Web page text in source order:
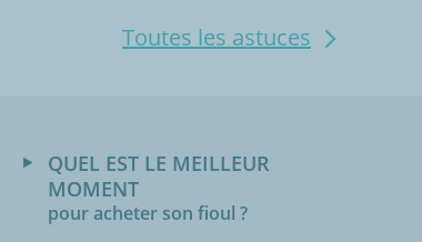
Toutes les astuces
QUEL EST LE MEILLEUR
MOMENT
pour acheter son fioul ?